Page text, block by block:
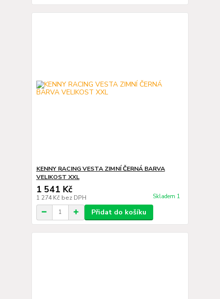
KENNY RACING VESTA ZIMNÍ ČERNÁ BARVA
VELIKOST XXL
1 541 Kč
1 274 Kč bez DPH Skladem 1
Přidat do košíku